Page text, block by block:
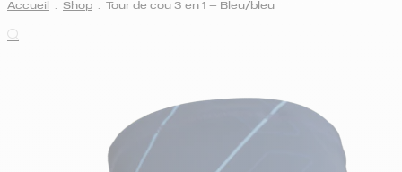
Accueil . Shop . Tour de cou 3 en 1 – Bleu/bleu